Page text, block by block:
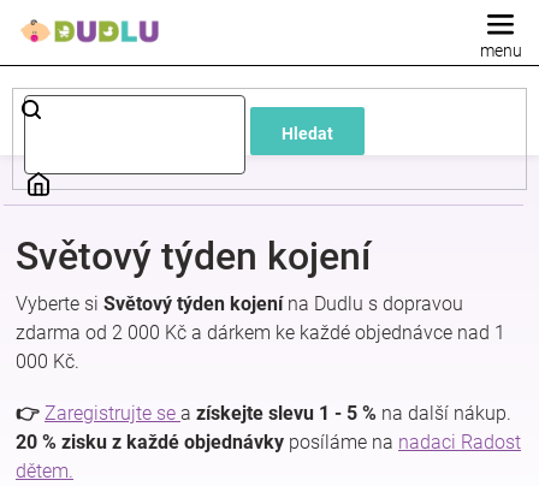
Hledat
Dětské
a
Pokojíček
a
kojenecká
Světový týden kojení
Vyberte si Světový týden kojenína Dudlu s dopravou
zdarma od 2 000 Kč a dárkem ke každé objednávce nad 1
000 Kč.
👉 Zaregistrujte se a získejte slevu 1 - 5 % na další nákup.
20 % zisku z každé objednávky posíláme na nadaci Radost
dětem.